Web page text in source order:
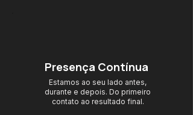
Presença Contínua
Estamos ao seu lado antes,
durante e depois. Do primeiro
contato ao resultado final.